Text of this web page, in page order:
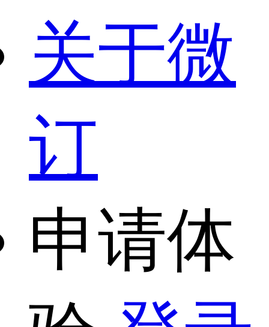
关于微
订
申请体